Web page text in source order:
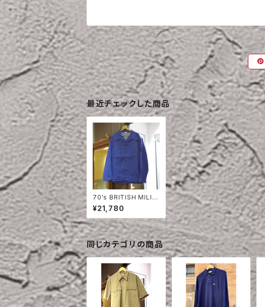
最近チェックした商品
70's BRITISH MILIT
ARY PRISONER DENI
M JACKET DEAD ST
OCK
¥21,780
同じカテゴリの商品